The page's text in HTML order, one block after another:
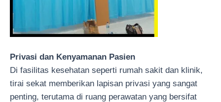
Privasi dan Kenyamanan Pasien
Di fasilitas kesehatan seperti rumah sakit dan klinik,
tirai sekat memberikan lapisan privasi yang sangat
penting, terutama di ruang perawatan yang bersifat